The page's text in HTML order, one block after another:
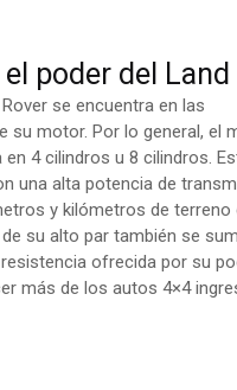
poder del Land
se encuentra en las
su motor. Por lo general, el
en 4 cilindros u 8 cilindros.
una alta potencia de
y kilómetros de terreno
su alto par también se
ofrecida por su
más de los autos 4×4